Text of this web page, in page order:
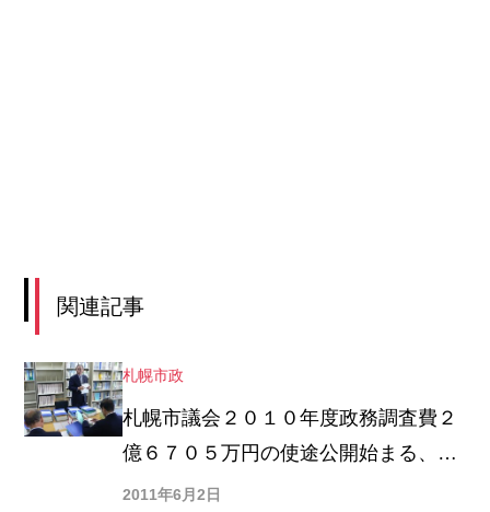
関連記事
札幌市政
札幌市議会２０１０年度政務調査費２
億６７０５万円の使途公開始まる、市
民団体が１０日間かけてフルチェック
2011年6月2日